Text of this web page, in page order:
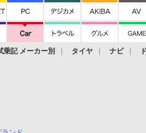
乗記 メーカー別 タイヤ ナビ